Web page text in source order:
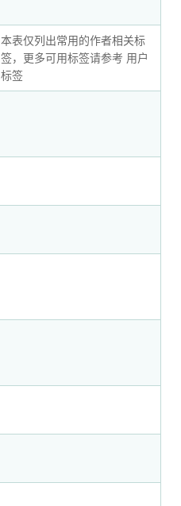
本表仅列出常用的作者相关标
签，更多可用标签请参考 用户
标签